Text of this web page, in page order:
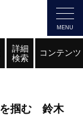
詳細
検索
コンテンツ
を掴む 鈴木